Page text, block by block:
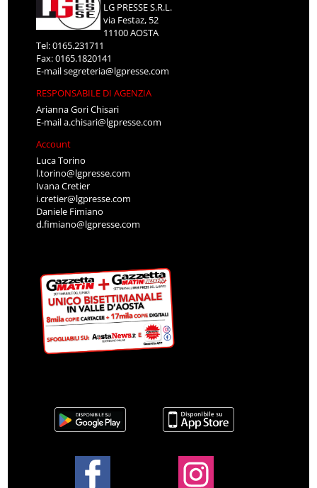
LG PRESSE S.R.L.
via Festaz, 52
11100 AOSTA
Tel: 0165.231711
Fax: 0165.1820141
E-mailsegreteria@lgpresse.com
RESPONSABILE DI AGENZIA
Arianna Gori Chisari
E-maila.chisari@lgpresse.com
Account
Luca Torino
l.torino@lgpresse.com
Ivana Cretier
i.cretier@lgpresse.com
Daniele Fimiano
d.fimiano@lgpresse.com